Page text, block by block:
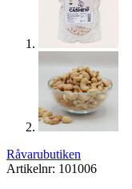
Råvarubutiken
Artikelnr: 101006